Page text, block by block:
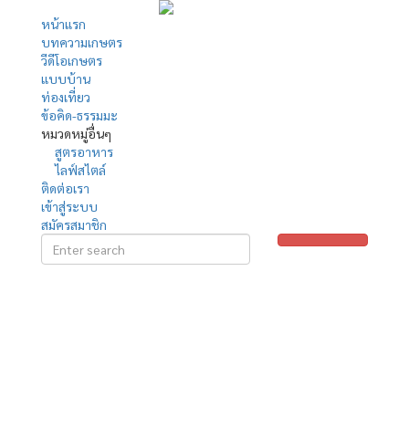
หน้าแรก
บทความเกษตร
วีดีโอเกษตร
แบบบ้าน
ท่องเที่ยว
ข้อคิด-ธรรมมะ
หมวดหมู่อื่นๆ
สูตรอาหาร
ไลฟ์สไตล์
ติดต่อเรา
เข้าสู่ระบบ
สมัครสมาชิก